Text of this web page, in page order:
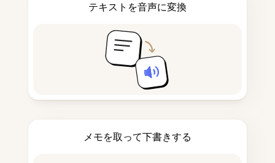
テキストを音声に変換
メモを取って下書きする